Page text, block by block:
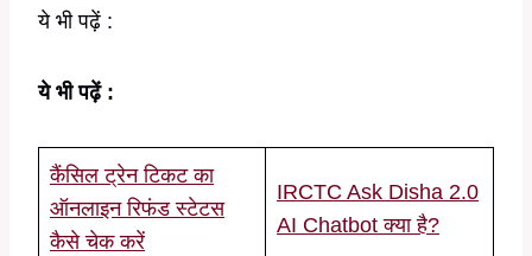
ये भी पढ़ें :
ये भी पढ़ें :
कैंसिल ट्रेन टिकट का
ऑनलाइन रिफंड स्टेटस
कैसे चेक करें
IRCTC Ask Disha 2.0
AI Chatbot क्या है?